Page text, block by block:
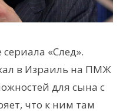
«След».
в Израиль на ПМЖ
для сына с
что к ним там